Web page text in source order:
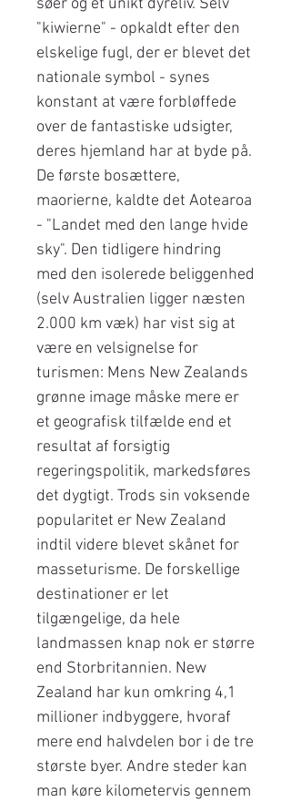
"kiwierne" - opkaldt efter den
elskelige fugl, der er blevet det
nationale symbol - synes
konstant at være forbløffede
over de fantastiske udsigter,
deres hjemland har at byde på.
De første bosættere,
maorierne, kaldte det Aotearoa
- "Landet med den lange hvide
sky". Den tidligere hindring
med den isolerede beliggenhed
(selv Australien ligger næsten
2.000 km væk) har vist sig at
være en velsignelse for
turismen: Mens New Zealands
grønne image måske mere er
et geografisk tilfælde end et
resultat af forsigtig
regeringspolitik, markedsføres
det dygtigt. Trods sin voksende
popularitet er New Zealand
indtil videre blevet skånet for
masseturisme. De forskellige
destinationer er let
tilgængelige, da hele
landmassen knap nok er større
end Storbritannien. New
Zealand har kun omkring 4,1
millioner indbyggere, hvoraf
mere end halvdelen bor i de tre
største byer. Andre steder kan
man køre kilometervis gennem